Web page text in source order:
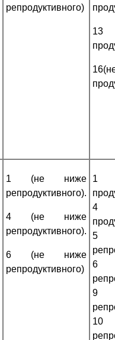
репродуктивного)
13
1 (не ниже
репродуктивного).
4 (не ниже
репродуктивного).
6 (не ниже
репродуктивного)
1
4
5
6
9
10